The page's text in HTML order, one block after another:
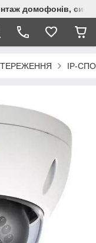
домофонів,
IP-